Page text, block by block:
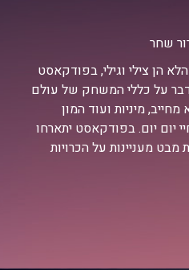
שחר
הן צילי וגילי, בפודקאסט
על כללי המשחק של עולם
מיניות ועוד המון
יום יום. בפודקאסט יתארחו
מבט מעניינות על הכרויות